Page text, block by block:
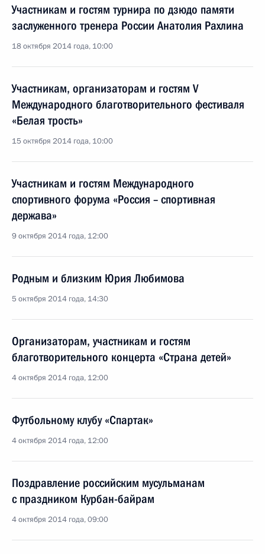
Участникам и гостям турнира по дзюдо памяти
заслуженного тренера России Анатолия Рахлина
18 октября 2014 года, 10:00
Участникам, организаторам и гостям V
Международного благотворительного фестиваля
«Белая трость»
15 октября 2014 года, 10:00
Участникам и гостям Международного
спортивного форума «Россия – спортивная
держава»
9 октября 2014 года, 12:00
Родным и близким Юрия Любимова
5 октября 2014 года, 14:30
Организаторам, участникам и гостям
благотворительного концерта «Страна детей»
4 октября 2014 года, 12:00
Футбольному клубу «Спартак»
4 октября 2014 года, 12:00
Поздравление российским мусульманам
с праздником Курбан-байрам
4 октября 2014 года, 09:00